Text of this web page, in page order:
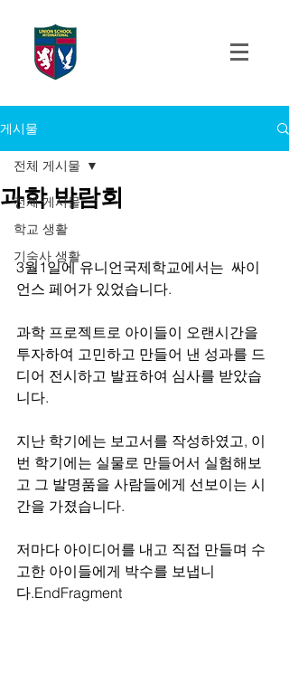
게시물
전체 게시물
학교 생활
기숙사 생활
전체 게시물
과학 박람회
3월1일에 유니언국제학교에서는  싸이
언스 페어가 있었습니다.
과학 프로젝트로 아이들이 오랜시간을
투자하여 고민하고 만들어 낸 성과를 드
디어 전시하고 발표하여 심사를 받았습
니다.
지난 학기에는 보고서를 작성하였고, 이
번 학기에는 실물로 만들어서 실험해보
고 그 발명품을 사람들에게 선보이는 시
간을 가졌습니다.
저마다 아이디어를 내고 직접 만들며 수
고한 아이들에게 박수를 보냅니
다.EndFragment